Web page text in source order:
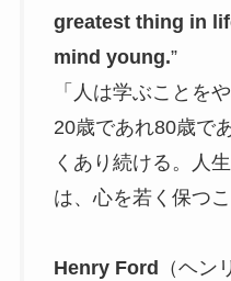
greatest thing in
mind young.”
「人は学ぶことを
20歳であれ80歳で
くあり続ける。人
は、心を若く保つこ
Henry Ford （ヘン